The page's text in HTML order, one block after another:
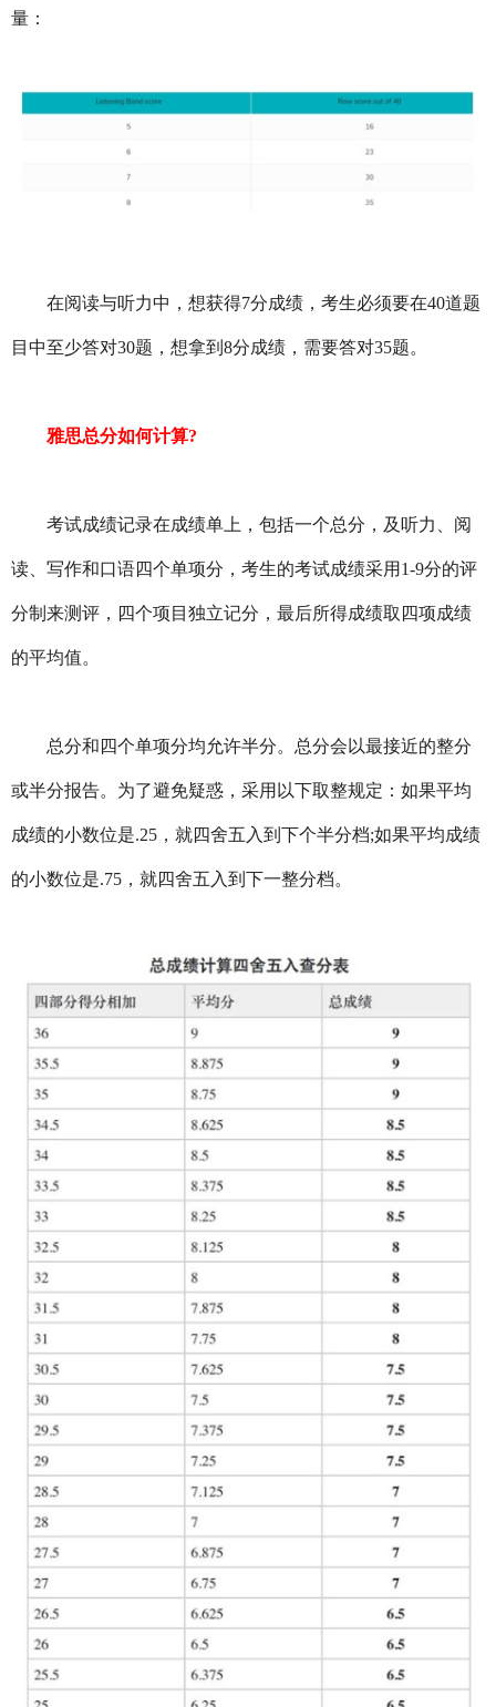
量：
在阅读与听力中，想获得7分成绩，考生必须要在40道题
目中至少答对30题，想拿到8分成绩，需要答对35题。
雅思总分如何计算?
考试成绩记录在成绩单上，包括一个总分，及听力、阅
读、写作和口语四个单项分，考生的考试成绩采用1-9分的评
分制来测评，四个项目独立记分，最后所得成绩取四项成绩
的平均值。
总分和四个单项分均允许半分。总分会以最接近的整分
或半分报告。为了避免疑惑，采用以下取整规定：如果平均
成绩的小数位是.25，就四舍五入到下个半分档;如果平均成绩
的小数位是.75，就四舍五入到下一整分档。